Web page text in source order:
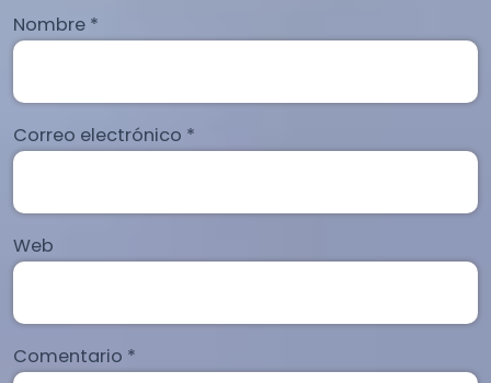
Comentario *
Nombre *
Correo electrónico *
Web